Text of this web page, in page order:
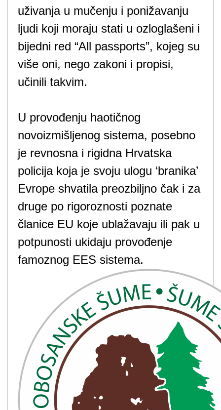
uživanja u mučenju i ponižavanju
ljudi koji moraju stati u ozloglašeni i
bijedni red “All passports”, kojeg su
više oni, nego zakoni i propisi,
učinili takvim.
U provođenju haotičnog
novoizmišljenog sistema, posebno
je revnosna i rigidna Hrvatska
policija koja je svoju ulogu ‘branika’
Evrope shvatila preozbiljno čak i za
druge po rigoroznosti poznate
članice EU koje ublažavaju ili pak u
potpunosti ukidaju provođenje
famoznog EES sistema.